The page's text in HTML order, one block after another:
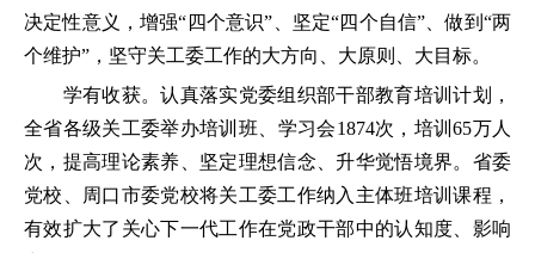
决定性意义，增强“四个意识”、坚定“四个自信”、做到“两
个维护”，坚守关工委工作的大方向、大原则、大目标。
学有收获。认真落实党委组织部干部教育培训计划，
全省各级关工委举办培训班、学习会1874次，培训65万人
次，提高理论素养、坚定理想信念、升华觉悟境界。省委
党校、周口市委党校将关工委工作纳入主体班培训课程，
有效扩大了关心下一代工作在党政干部中的认知度、影响